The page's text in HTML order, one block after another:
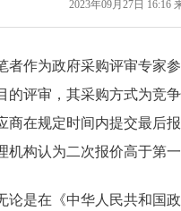
2023年09月27日 16:16
作为政府采购评审专家参
的评审，其采购方式为竞
商在规定时间内提交最后
机构认为二次报价高于第
是在《中华人民共和国政